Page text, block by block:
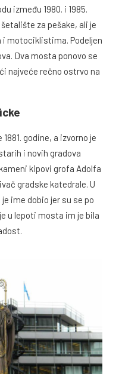
između 1980. i 1985.
za pešake, ali je
motociklistima. Podeljen
Dva mosta ponovo se
najveće rečno ostrvo na
godine, a izvorno je
i novih gradova
kipovi grofa Adolfa
gradske katedrale. U
je ime dobio jer su se po
u lepoti mosta im je bila